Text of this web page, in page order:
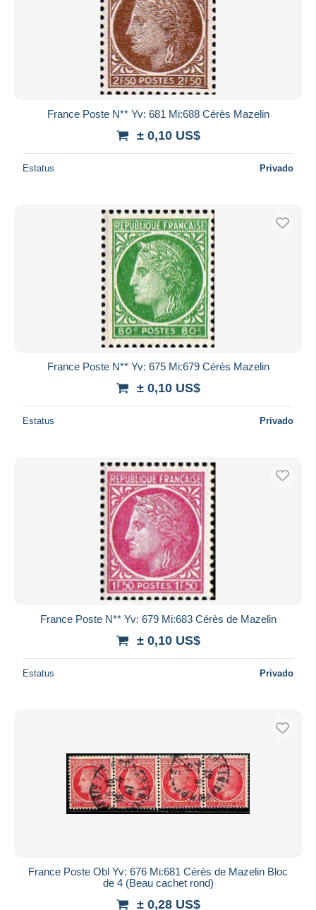
France Poste N** Yv: 681 Mi:688 Cérès Mazelin
± 0,10 US$
Estatus Privado
France Poste N** Yv: 675 Mi:679 Cérès Mazelin
± 0,10 US$
Estatus Privado
France Poste N** Yv: 679 Mi:683 Cérès de Mazelin
± 0,10 US$
Estatus Privado
France Poste Obl Yv: 676 Mi:681 Cérès de Mazelin Bloc
de 4 (Beau cachet rond)
± 0,28 US$